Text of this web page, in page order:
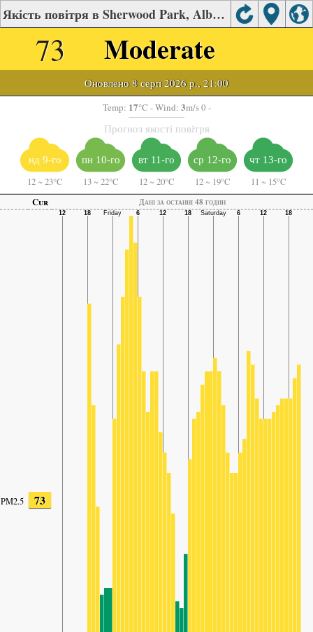
Якість повітря в Sherwood Park, Alberta
73 Moderate
Оновлено 8 серп 2026 р., 21:00
Temp: 17°C - Wind: 3m/s 0 -
Прогноз якості повітря
нд 9-го
12 ~ 23°C
пн 10-го
13 ~ 22°C
вт 11-го
12 ~ 20°C
ср 12-го
12 ~ 19°C
чт 13-го
11 ~ 15°C
Cur
Дані за останні 48 годин
PM2.5 73